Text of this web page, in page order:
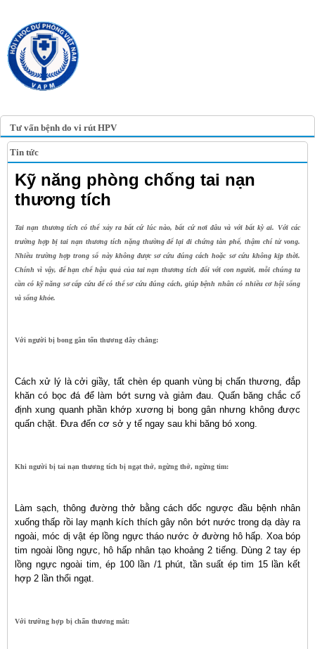
Tư vấn bệnh do vi rút HPV
Tin tức
Kỹ năng phòng chống tai nạn
thương tích
Tai nạn thương tích có thể xảy ra bất cứ lúc nào, bất cứ nơi đâu và với bất kỳ ai. Với các
trường hợp bị tai nạn thương tích nặng thường để lại di chứng tàn phế, thậm chí tử vong.
Nhiều trường hợp trong số này không được sơ cứu đúng cách hoặc sơ cứu không kịp thời.
Chính vì vậy, để hạn chế hậu quả của tai nạn thương tích đối với con người, mỗi chúng ta
cần có kỹ năng sơ cấp cứu để có thể sơ cứu đúng cách, giúp bệnh nhân có nhiều cơ hội sống
và sống khỏe.
Với người bị bong gân tổn thương dây chằng:
Cách xử lý là cởi giầy, tất chèn ép quanh vùng bị chấn thương, đắp
khăn có bọc đá để làm bớt sưng và giảm đau. Quấn băng chắc cố
định xung quanh phần khớp xương bị bong gân nhưng không được
quấn chặt. Đưa đến cơ sở y tế ngay sau khi băng bó xong.
Khi người bị tai nạn thương tích bị ngạt thở, ngừng thở, ngừng tim:
Làm sạch, thông đường thở bằng cách dốc ngược đầu bệnh nhân
xuống thấp rồi lay mạnh kích thích gây nôn bớt nước trong dạ dày ra
ngoài, móc dị vật ép lồng ngực tháo nước ở đường hô hấp. Xoa bóp
tim ngoài lồng ngực, hô hấp nhân tạo khoảng 2 tiếng. Dùng 2 tay ép
lồng ngực ngoài tim, ép 100 lần /1 phút, tần suất ép tim 15 lần kết
hợp 2 lần thổi ngạt.
Với trường hợp bị chấn thương mắt: